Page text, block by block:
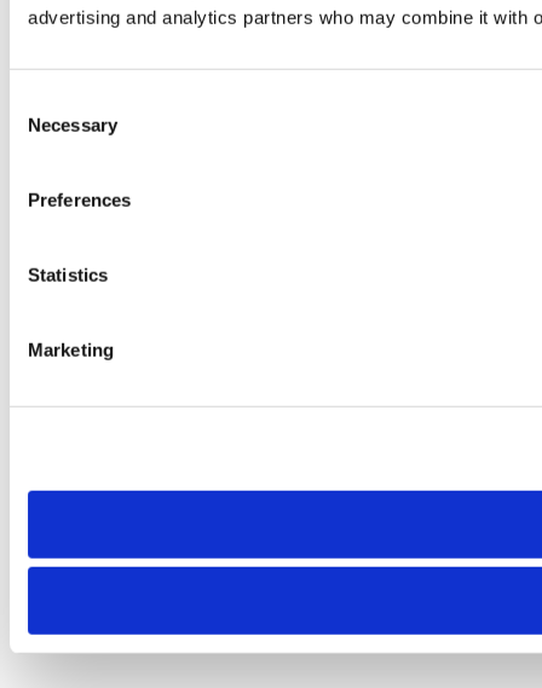
advertising and analytics partners who may combine it with
Selection
Necessary
Preferences
Statistics
Marketing